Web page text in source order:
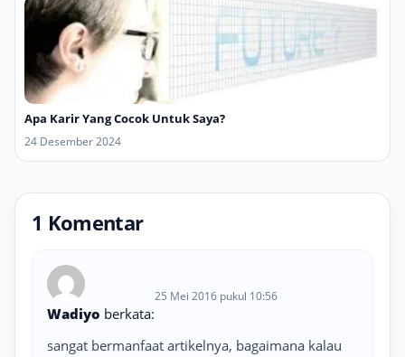
Apa Karir Yang Cocok Untuk Saya?
24 Desember 2024
1 Komentar
Wadiyo berkata:
25 Mei 2016 pukul 10:56
sangat bermanfaat artikelnya, bagaimana kalau